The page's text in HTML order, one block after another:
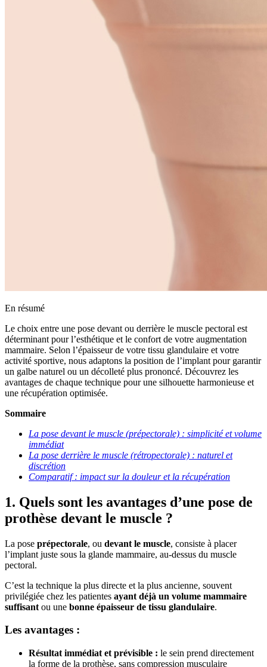
En résumé
Le choix entre une pose devant ou derrière le muscle pectoral est
déterminant pour l’esthétique et le confort de votre augmentation
mammaire. Selon l’épaisseur de votre tissu glandulaire et votre
activité sportive, nous adaptons la position de l’implant pour garantir
un galbe naturel ou un décolleté plus prononcé. Découvrez les
avantages de chaque technique pour une silhouette harmonieuse et
une récupération optimisée.
Sommaire
La pose devant le muscle (prépectorale) : simplicité et volume
immédiat
La pose derrière le muscle (rétropectorale) : naturel et
discrétion
Comparatif : impact sur la douleur et la récupération
1. Quels sont les avantages d’une pose de
prothèse devant le muscle ?
La pose prépectorale, ou devant le muscle, consiste à placer
l’implant juste sous la glande mammaire, au-dessus du muscle
pectoral.
C’est la technique la plus directe et la plus ancienne, souvent
privilégiée chez les patientes ayant déjà un volume mammaire
suffisant ou une bonne épaisseur de tissu glandulaire.
Les avantages :
Résultat immédiat et prévisible : le sein prend directement
la forme de la prothèse, sans compression musculaire